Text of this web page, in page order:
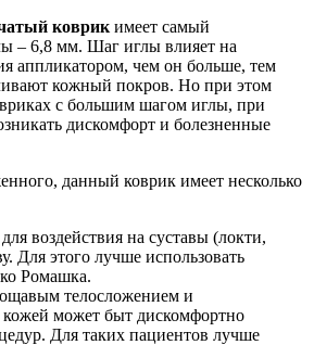
коврик имеет самый
– 6,8 мм. Шаг иглы влияет на
аппликатором, чем он больше, тем
кожный покров. Но при этом
с большим шагом иглы, при
дискомфорт и болезненные
данный коврик имеет несколько
воздействия на суставы (локти,
Для этого лучше использовать
Ромашка.
телосложением и
кожей может быт дискомфортно
Для таких пациентов лучше